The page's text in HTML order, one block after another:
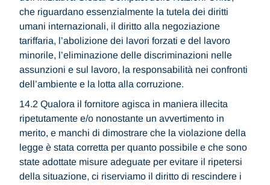
che riguardano essenzialmente la tutela dei diritti
umani internazionali, il diritto alla negoziazione
tariffaria, l’abolizione dei lavori forzati e del lavoro
minorile, l’eliminazione delle discriminazioni nelle
assunzioni e sul lavoro, la responsabilità nei confronti
dell’ambiente e la lotta alla corruzione.
14.2 Qualora il fornitore agisca in maniera illecita
ripetutamente e/o nonostante un avvertimento in
merito, e manchi di dimostrare che la violazione della
legge è stata corretta per quanto possibile e che sono
state adottate misure adeguate per evitare il ripetersi
della situazione, ci riserviamo il diritto di rescindere i